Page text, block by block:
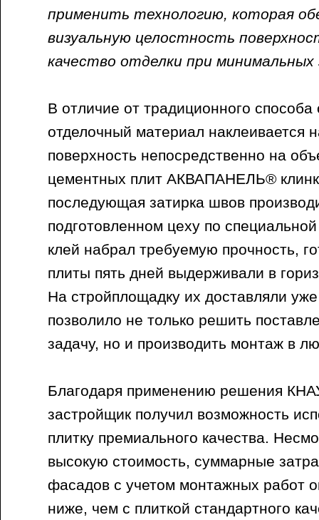
применить технологию, которая
визуальную целостность
качество отделки при
В отличие от традиционного способа
отделочный материал наклеивается
поверхность непосредственно на
цементных плит АКВАПАНЕЛЬ®
последующая затирка швов
подготовленном цеху по
клей набрал требуемую прочность,
плиты пять дней выдерживали в
На стройплощадку их доставляли
позволило не только решить
задачу, но и производить монтаж в
Благодаря применению решения
застройщик получил возможность
плитку премиального качества.
высокую стоимость, суммарные
фасадов с учетом монтажных работ
ниже, чем с плиткой стандартного